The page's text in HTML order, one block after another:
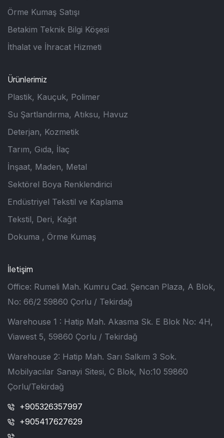
Örme Kumaş Satışı
Betakim Teknik Bilgi Köşesi
İthalat ve İhracat Hizmeti
Ürünlerimiz
Plastik, Kauçuk, Polimer
Su Şartlandırma, Atıksu, Havuz
Deterjan, Kozmetik
Tarım, Gıda, İlaç
İnşaat, Maden, Metal
Sektörel Boya Renklendirici
Endüstriyel Tekstil ve Kaplama
Tekstil, Deri, Kağıt
Dokuma , Örme Kumaş
İletişim
Office: Rumeli Mah. Kumru Cad. Şencan Plaza, A Blok,
No: 66/2 59860 Çorlu / Tekirdağ
Warehouse 1 : Hatip Mah. Akasma Sk. E Blok No: 4H,
Viawest 5, 59860 Çorlu / Tekirdağ
Warehouse 2: Hatip Mah. Sarı Salkım 3 Sok.
Mobilyacılar Sanayi Sitesi, C Blok, No:10 59860
Çorlu/Tekirdağ
+905326357997
+905417627629